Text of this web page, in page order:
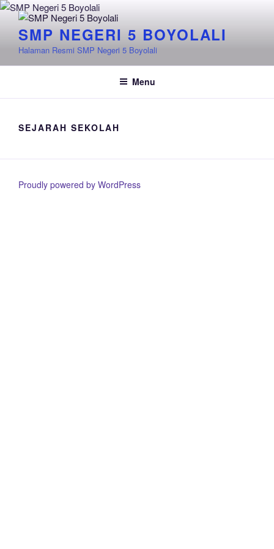
Skip
contentSMP NEGERI 5 BOYOLALI
Halaman Resmi SMP Negeri 5 Boyolali
Menu
SEJARAH SEKOLAH
Proudly powered by WordPress